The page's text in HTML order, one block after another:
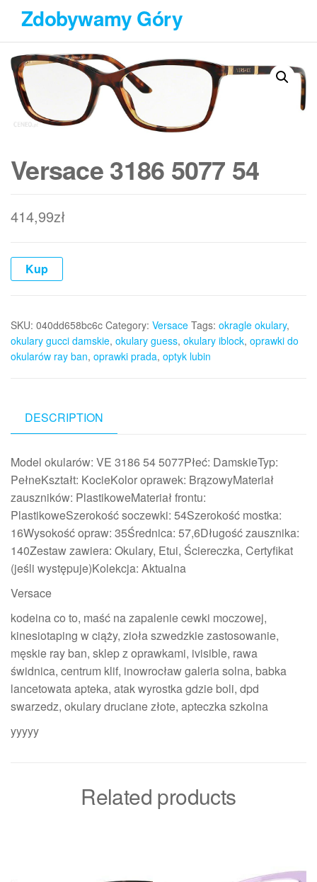
Przejdź
treści
Zdobywamy Góry
Versace 3186 5077 54
414,99zł
Kup
SKU: 040dd658bc6c Category: Versace Tags: okragle okulary,
okulary gucci damskie, okulary guess, okulary iblock, oprawki do
okularów ray ban, oprawki prada, optyk lubin
DESCRIPTION
Model okularów: VE 3186 54 5077Płeć: DamskieTyp:
PełneKształt: KocieKolor oprawek: BrązowyMateriał
zauszników: PlastikoweMateriał frontu:
PlastikoweSzerokość soczewki: 54Szerokość mostka:
16Wysokość opraw: 35Średnica: 57,6Długość zausznika:
140Zestaw zawiera: Okulary, Etui, Ściereczka, Certyfikat
(jeśli występuje)Kolekcja: Aktualna
Versace
kodeina co to, maść na zapalenie cewki moczowej,
kinesiotaping w ciąży, zioła szwedzkie zastosowanie,
męskie ray ban, sklep z oprawkami, ivisible, rawa
świdnica, centrum klif, inowrocław galeria solna, babka
lancetowata apteka, atak wyrostka gdzie boli, dpd
swarzedz, okulary druciane złote, apteczka szkolna
yyyyy
Related products